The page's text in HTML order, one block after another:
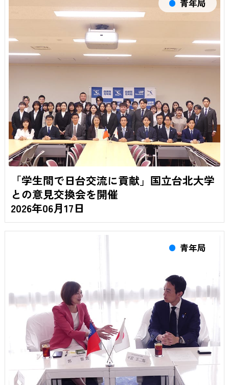
青年局
「学生間で日台交流に貢献」国立台北大学
との意見交換会を開催
2026年06月17日
青年局